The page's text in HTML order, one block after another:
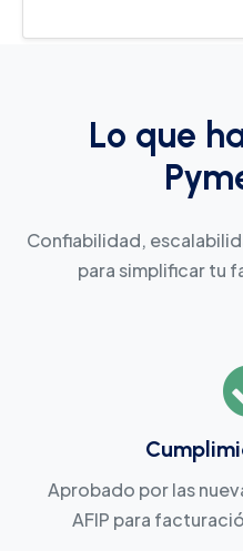
Lo que
Confiabilidad,
para simplificar tu
Aprobado por las
AFIP para